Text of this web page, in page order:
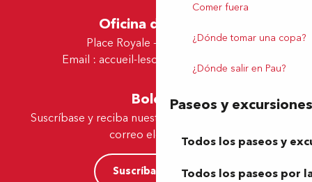
Comer fuera
¿Dónde tomar una copa?
¿Dónde salir en Pau?
Paseos y excursiones
Todos los paseos y
Todos los paseos por
Oficina de Lescar
Place Royale - 64230 Lescar
Email : accueil-lescar@tourismepau.fr
Boletín
Suscríbase y reciba nuestras ofertas y noticias por
correo electrónico
Suscríbase ahora